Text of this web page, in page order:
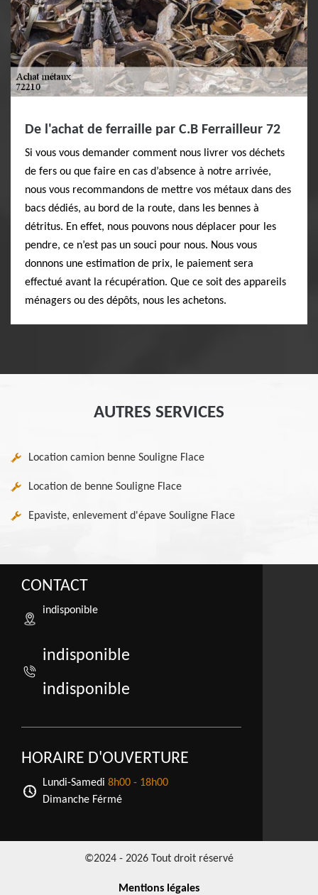
De l'achat de ferraille par C.B Ferrailleur 72
Si vous vous demander comment nous livrer vos déchets
de fers ou que faire en cas d’absence à notre arrivée,
nous vous recommandons de mettre vos métaux dans des
bacs dédiés, au bord de la route, dans les bennes à
détritus. En effet, nous pouvons nous déplacer pour les
pendre, ce n’est pas un souci pour nous. Nous vous
donnons une estimation de prix, le paiement sera
effectué avant la récupération. Que ce soit des appareils
ménagers ou des dépôts, nous les achetons.
AUTRES SERVICES
Location camion benne Souligne Flace
Location de benne Souligne Flace
Epaviste, enlevement d'épave Souligne Flace
CONTACT
indisponible
indisponible
indisponible
HORAIRE D'OUVERTURE
Lundi-Samedi 8h00 - 18h00
Dimanche Férmé
©2024 - 2026 Tout droit réservé
Mentions légales